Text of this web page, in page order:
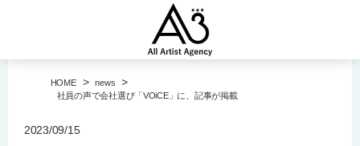
HOME > news >
社員の声で会社選び「VOiCE」に、記事が掲載
2023/09/15